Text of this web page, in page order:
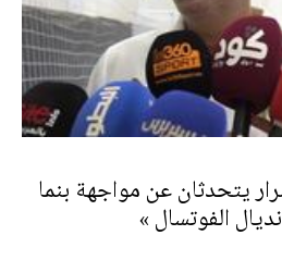
يتحدثان عن مواجهة بنما
الفوتسال »